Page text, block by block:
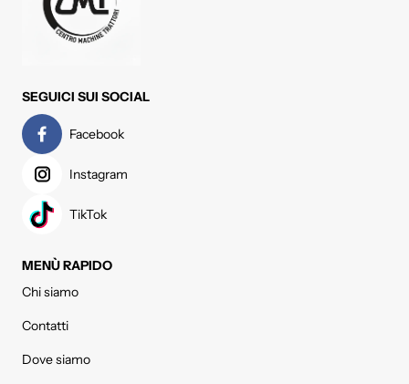
SEGUICI SUI SOCIAL
Facebook
Instagram
TikTok
MENÙ RAPIDO
Chi siamo
Contatti
Dove siamo